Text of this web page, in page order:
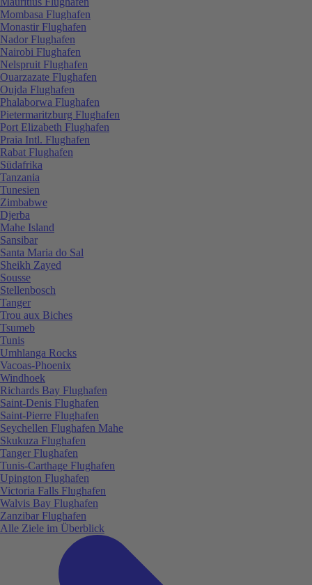
Mombasa Flughafen
Monastir Flughafen
Nador Flughafen
Nairobi Flughafen
Nelspruit Flughafen
Ouarzazate Flughafen
Oujda Flughafen
Phalaborwa Flughafen
Pietermaritzburg Flughafen
Port Elizabeth Flughafen
Praia Intl. Flughafen
Rabat Flughafen
Südafrika
Tanzania
Tunesien
Zimbabwe
Djerba
Mahe Island
Sansibar
Santa Maria do Sal
Sheikh Zayed
Sousse
Stellenbosch
Tanger
Trou aux Biches
Tsumeb
Tunis
Umhlanga Rocks
Vacoas-Phoenix
Windhoek
Richards Bay Flughafen
Saint-Denis Flughafen
Saint-Pierre Flughafen
Seychellen Flughafen Mahe
Skukuza Flughafen
Tanger Flughafen
Tunis-Carthage Flughafen
Upington Flughafen
Victoria Falls Flughafen
Walvis Bay Flughafen
Zanzibar Flughafen
Alle Ziele im Überblick